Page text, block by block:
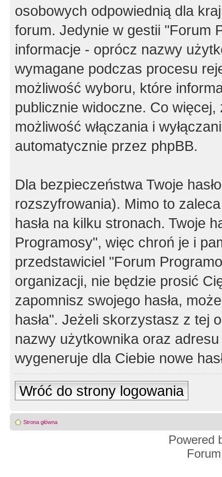
osobowych odpowiednią dla
forum. Jedynie w gestii "Forum
informacje - oprócz nazwy
wymagane podczas procesu
możliwość wyboru, które
publicznie widoczne. Co
możliwość włączania i
automatycznie przez phpBB.
Dla bezpieczeństwa Twoje
rozszyfrowania). Mimo to
hasła na kilku stronach. Twoje
Programosy", więc chroń je i
przedstawiciel "Forum
organizacji, nie będzie prosić
zapomnisz swojego hasła,
hasła". Jeżeli skorzystasz z tej
nazwy użytkownika oraz
wygeneruje dla Ciebie nowe
Wróć do strony logowania
Strona główna
Powered